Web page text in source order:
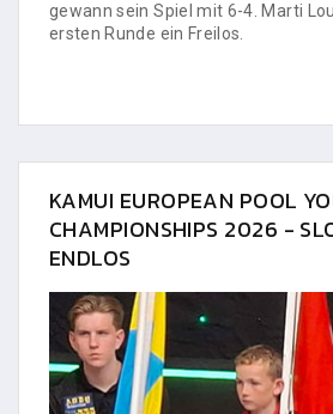
gewann sein Spiel mit 6-4. Marti
ersten Runde ein Freilos.
KAMUI EUROPEAN POOL
CHAMPIONSHIPS 2026 -
ENDLOS